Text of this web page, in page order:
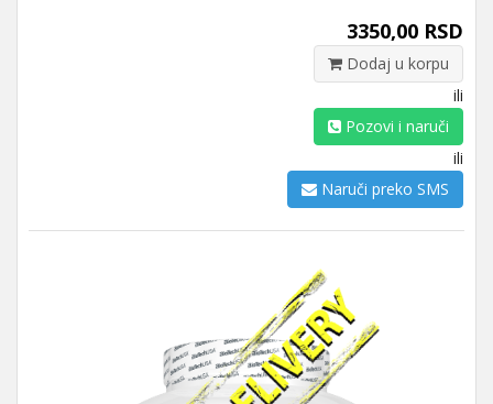
3350,00 RSD
Dodaj u korpu
ili
Pozovi i naruči
ili
Naruči preko SMS